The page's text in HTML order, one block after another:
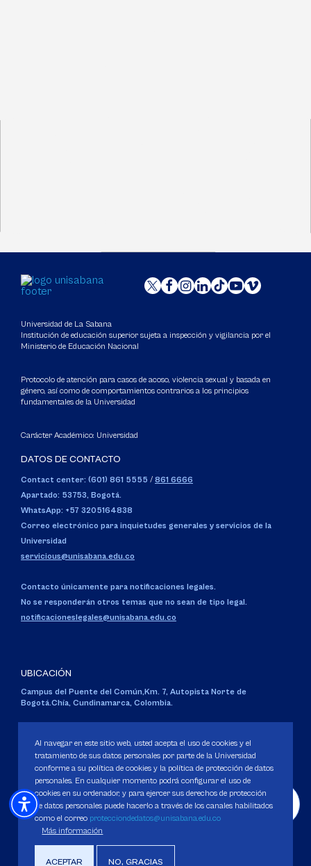
Universidad de La Sabana
Institución de educación superior sujeta a inspección y vigilancia por el
Ministerio de Educación Nacional
Protocolo de atención para casos de acoso, violencia sexual y basada en
género, así como de comportamientos contrarios a los principios
fundamentales de la Universidad
Carácter Académico: Universidad
DATOS DE CONTACTO
Contact center: (601) 861 5555 / 861 6666
Apartado: 53753, Bogotá.
WhatsApp: +57 3205164838
Correo electrónico para inquietudes generales y servicios de la
Universidad
servicious@unisabana.edu.co
Contacto únicamente para notificaciones legales.
No se responderán otros temas que no sean de tipo legal.
notificacioneslegales@unisabana.edu.co
UBICACIÓN
Campus del Puente del Común,Km. 7, Autopista Norte de
Bogotá.Chía, Cundinamarca, Colombia.
Personería Jurídica:Resolución 130 del 14 de enero de 1980.
Ministerio de Educación Nacional.
Política de Protección de datos
Derechos Pecuniarios
Al navegar en este sitio web, usted acepta el uso de cookies y el
tratamiento de sus datos personales por parte de la Universidad
conforme a su política de cookies y la política de protección de datos
personales. En cualquier momento podrá configurar el uso de
cookies en su ordenador, y para ejercer sus derechos de protección
de datos personales puede hacerlo a través de los canales habilitados
como el correo protecciondedatos@unisabana.edu.co
Más información
ACEPTAR NO, GRACIAS